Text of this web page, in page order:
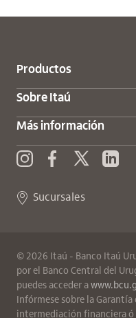
Productos
Sobre Itaú
Más información
InstagramFacebookTwitter
Sucursales
© 2026 Itaú - Banco Itaú
por el Banco Central del
puedes acceder a
Infórmese sobre la
intermediación financiera ó